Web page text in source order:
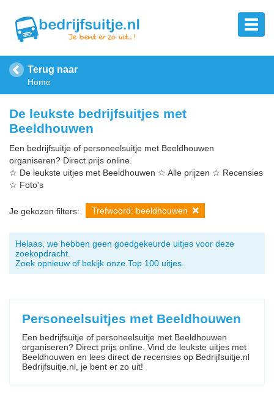
Terug naar
Home
De leukste bedrijfsuitjes met
Beeldhouwen
Een bedrijfsuitje of personeelsuitje met Beeldhouwen
organiseren? Direct prijs online.
☆ De leukste uitjes met Beeldhouwen ☆ Alle prijzen ☆ Recensies
☆ Foto's
Je gekozen filters: Trefwoord: beeldhouwen
Helaas, we hebben geen goedgekeurde uitjes voor deze
zoekopdracht.
Zoek opnieuw of bekijk onze Top 100 uitjes.
Personeelsuitjes met Beeldhouwen
Een bedrijfsuitje of personeelsuitje met Beeldhouwen
organiseren? Direct prijs online. Vind de leukste uitjes met
Beeldhouwen en lees direct de recensies op Bedrijfsuitje.nl
Bedrijfsuitje.nl, je bent er zo uit!